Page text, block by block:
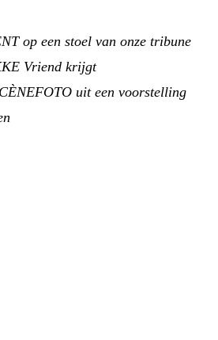
op een stoel van onze tribune
Vriend krijgt
uit een voorstelling